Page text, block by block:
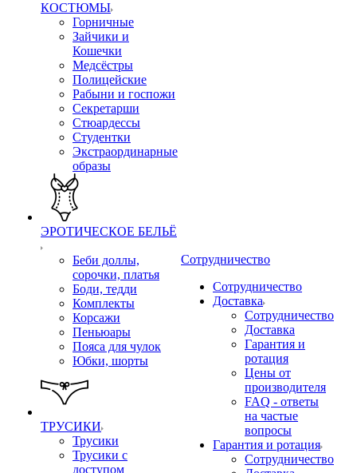
КОСТЮМЫ
Горничные
Зайчики и
Кошечки
Медсёстры
Полицейские
Рабыни и госпожи
Секретарши
Стюардессы
Студентки
Экстраординарные
образы
ЭРОТИЧЕСКОЕ БЕЛЬЁ
Беби доллы,
сорочки, платья
Боди, тедди
Комплекты
Корсажи
Пеньюары
Пояса для чулок
Юбки, шорты
ТРУСИКИ
Трусики
Трусики с
доступом
Сотрудничество
Сотрудничество
Доставка
Сотрудничество
Доставка
Гарантия и
ротация
Цены от
производителя
FAQ - ответы
на частые
вопросы
Гарантия и ротация
Сотрудничество